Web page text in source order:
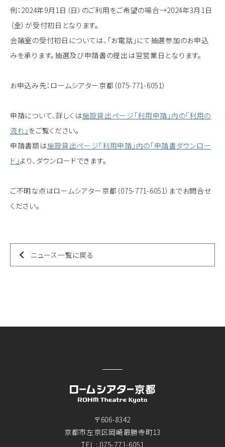
例：2024年9月1日（日）のご利用をご希望の場合→2024年3月1日
（金）が受付初日となります。
会議室の受付初日については、「お電話」にて抽選参加のお申込
みを承ります。抽選及び申請書の提出は翌営業日となります。
お申込み先：ロームシアター京都（075-771-6051）
申請について、詳しくは施設貸出ページ「利用申請」内の「利用の
流れ」 をご覧ください。
申請書類は施設貸出ページ「利用申請」内の「申請書ダウンロー
ド」より、ダウンロードできます。
ご不明な点はロームシアター京都（075-771-6051）までお問合せ
ください。
ニュース一覧に戻る
〒606-8342
京都市左京区岡崎最勝寺町13
TEL : 075-771-6051